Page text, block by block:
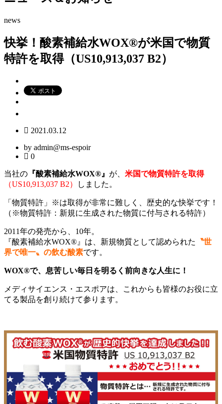
news
快挙！酸素補給水WOX®が米国で物質
特許を取得（US10,913,037 B2）
2021.03.12
by admin@ms-espoir
0
当社の 『酸素補給水WOX®』 が、 米国で物質特許を取得
（US10,913,037 B2）
しました。
「物質特許」※は取得が非常に難しく、歴史的な快挙です！
（※物質特許：新規に生成された物質に付与される特許）
2011年の発売から、10年。
『酸素補給水WOX®』は、新規物質として認められた
〝世
界で唯一〟の飲む酸素です。
WOX®で、息苦しい毎日を明るく前向きな人生に！
メディサイエンス・エスポアは、これからも皆様のお役に立
てる製品を創り続けて参ります。